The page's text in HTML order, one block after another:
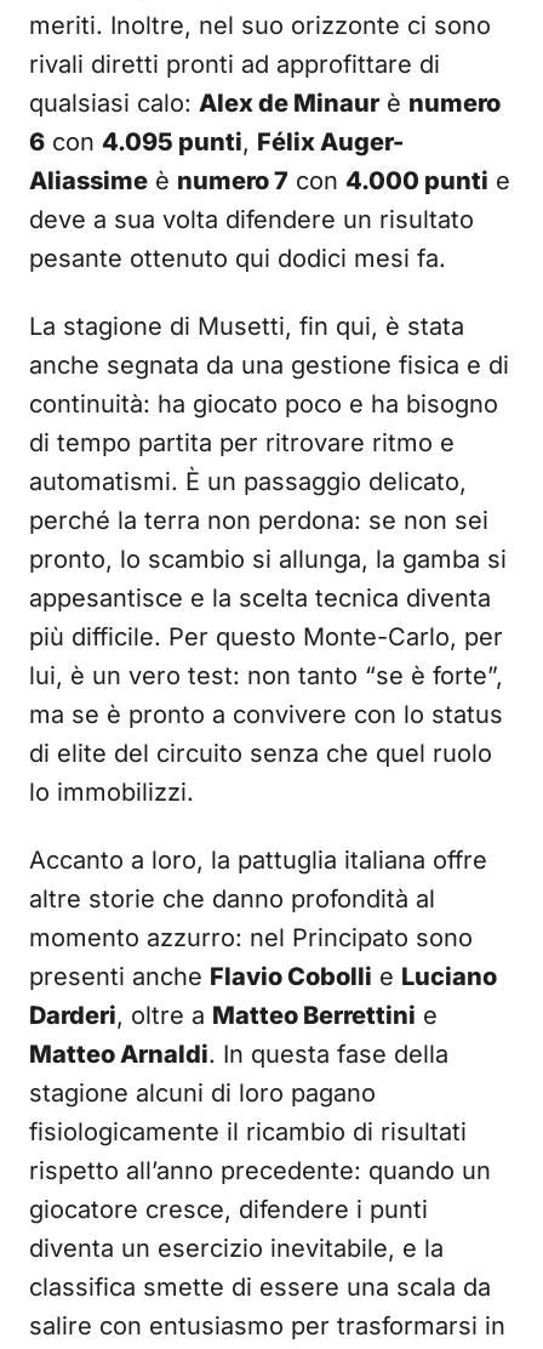
meriti. Inoltre, nel suo orizzonte ci sono
rivali diretti pronti ad approfittare di
qualsiasi calo: Alex de Minaur è numero
6 con 4.095 punti, Félix Auger-
Aliassime è numero 7 con 4.000 punti e
deve a sua volta difendere un risultato
pesante ottenuto qui dodici mesi fa.
La stagione di Musetti, fin qui, è stata
anche segnata da una gestione fisica e di
continuità: ha giocato poco e ha bisogno
di tempo partita per ritrovare ritmo e
automatismi. È un passaggio delicato,
perché la terra non perdona: se non sei
pronto, lo scambio si allunga, la gamba si
appesantisce e la scelta tecnica diventa
più difficile. Per questo Monte-Carlo, per
lui, è un vero test: non tanto “se è forte”,
ma se è pronto a convivere con lo status
di elite del circuito senza che quel ruolo
lo immobilizzi.
Accanto a loro, la pattuglia italiana offre
altre storie che danno profondità al
momento azzurro: nel Principato sono
presenti anche Flavio Cobolli e Luciano
Darderi, oltre a Matteo Berrettini e
Matteo Arnaldi. In questa fase della
stagione alcuni di loro pagano
fisiologicamente il ricambio di risultati
rispetto all’anno precedente: quando un
giocatore cresce, difendere i punti
diventa un esercizio inevitabile, e la
classifica smette di essere una scala da
salire con entusiasmo per trasformarsi in